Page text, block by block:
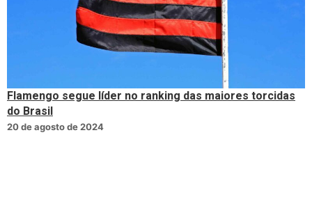
Flamengo segue líder no ranking das maiores torcidas
do Brasil
20 de agosto de 2024